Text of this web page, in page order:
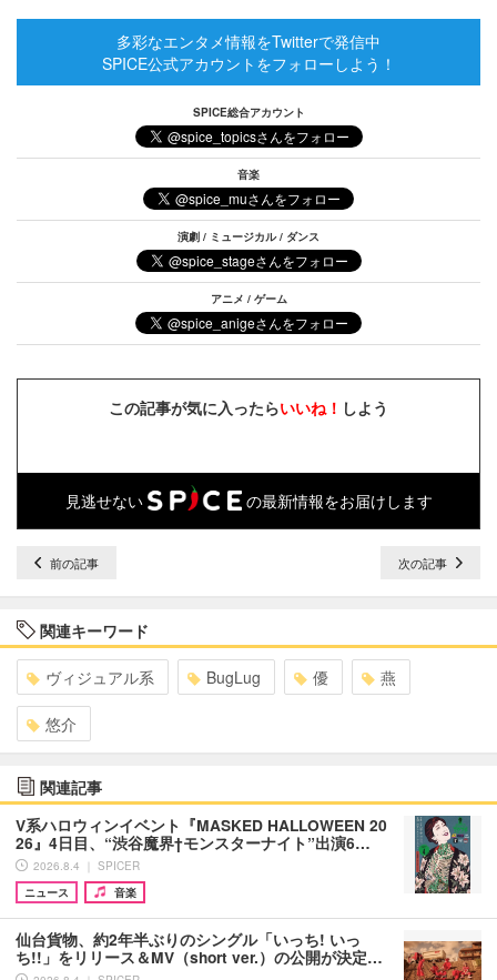
多彩なエンタメ情報をTwitterで発信中
SPICE公式アカウントをフォローしよう！
SPICE総合アカウント
音楽
演劇 / ミュージカル / ダンス
アニメ / ゲーム
この記事が気に入ったらいいね！ しよう
見逃せない の最新情報をお届けします
前の記事 次の記事
関連キーワード
ヴィジュアル系 BugLug 優 燕
悠介
関連記事
V系ハロウィンイベント『MASKED HALLOWEEN 20
26』4日目、“渋谷魔界†モンスターナイト”出演6…
2026.8.4 ｜ SPICER
ニュース
音楽
仙台貨物、約2年半ぶりのシングル「いっち! いっ
ち!!」をリリース＆MV（short ver.）の公開が決定…